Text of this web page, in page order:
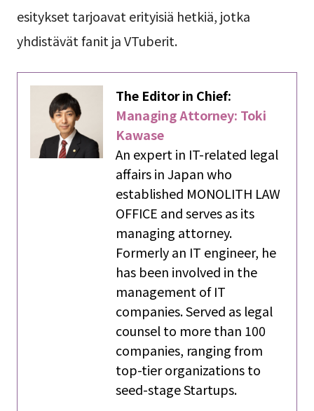
esitykset tarjoavat erityisiä hetkiä, jotka
yhdistävät fanit ja VTuberit.
The Editor in Chief:
Managing Attorney: Toki
Kawase
An expert in IT-related legal
affairs in Japan who
established MONOLITH LAW
OFFICE and serves as its
managing attorney.
Formerly an IT engineer, he
has been involved in the
management of IT
companies. Served as legal
counsel to more than 100
companies, ranging from
top-tier organizations to
seed-stage Startups.